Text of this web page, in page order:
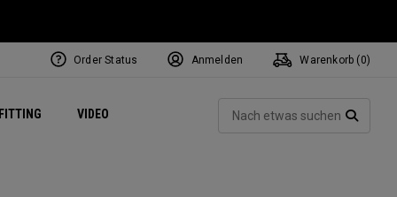
VIDEO Exclusive Mavrik Complete Sets
Exklusiv - Golfbälle
Women's Golf Balls
Exklusiv - Zubehör
Regional Performance Centers
Order Status Anmelden Warenkorb ( 0)